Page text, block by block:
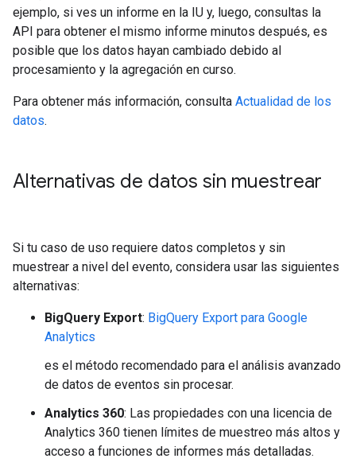
ejemplo, si ves un informe en la IU y, luego, consultas la
API para obtener el mismo informe minutos después, es
posible que los datos hayan cambiado debido al
procesamiento y la agregación en curso.
Para obtener más información, consulta Actualidad de los
datos.
Alternativas de datos sin muestrear
Si tu caso de uso requiere datos completos y sin
muestrear a nivel del evento, considera usar las siguientes
alternativas:
BigQuery Export: BigQuery Export para Google
Analytics
es el método recomendado para el análisis avanzado
de datos de eventos sin procesar.
Analytics 360: Las propiedades con una licencia de
Analytics 360 tienen límites de muestreo más altos y
acceso a funciones de informes más detalladas.